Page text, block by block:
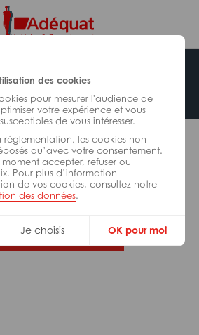
des cookies
pour mesurer l'audience de
votre expérience et vous
de vous intéresser.
les cookies non
qu’avec votre consentement.
accepter, refuser ou
Pour plus d’information
de vos cookies, consultez notre
des données.
Je choisis OK pour moi
vous tentez de consulter n’est
plus disponible.
autres missions peuvent vous
consultez toutes nos offres.
votre job Adéquat !